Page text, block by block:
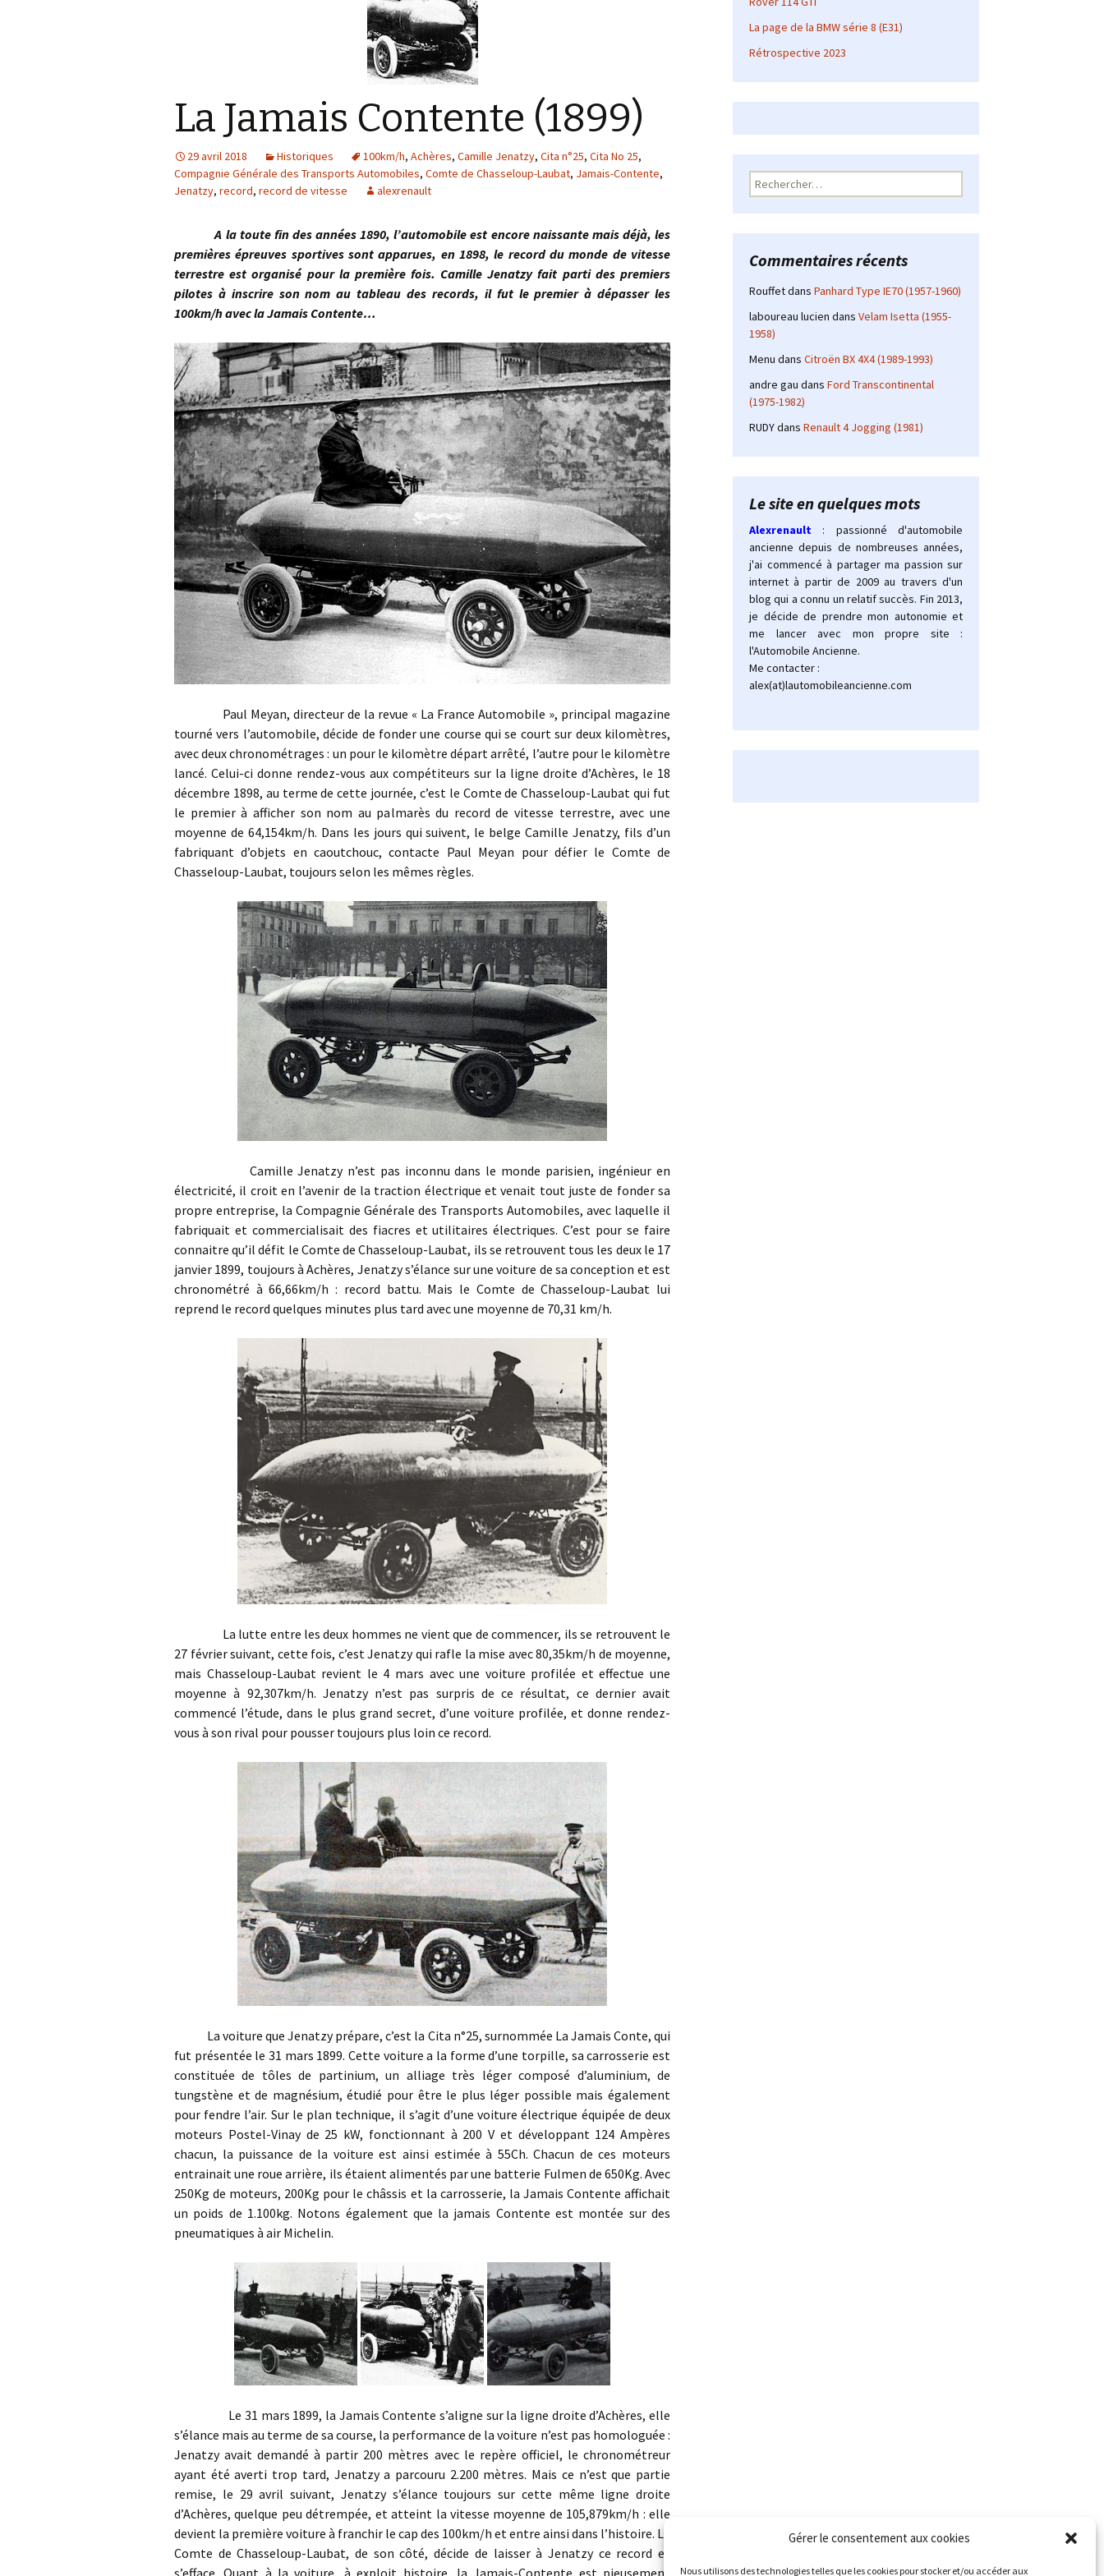
Gérer le consentement aux cookies
Nous utilisons des technologies telles que les cookies pour stocker et/ou accéder aux
La Jamais Contente (1899)
29 avril 2018 Historiques 100km/h, Achères, Camille Jenatzy, Cita n°25, Cita No 25,
Compagnie Générale des Transports Automobiles, Comte de Chasseloup-Laubat, Jamais-Contente,
Jenatzy, record, record de vitesse alexrenault
A la toute fin des années 1890, l’automobile est encore naissante mais déjà, les
premières épreuves sportives sont apparues, en 1898, le record du monde de vitesse
terrestre est organisé pour la première fois. Camille Jenatzy fait parti des premiers
pilotes à inscrire son nom au tableau des records, il fut le premier à dépasser les
100km/h avec la Jamais Contente…
Paul Meyan, directeur de la revue « La France Automobile », principal magazine
tourné vers l’automobile, décide de fonder une course qui se court sur deux kilomètres,
avec deux chronométrages : un pour le kilomètre départ arrêté, l’autre pour le kilomètre
lancé. Celui-ci donne rendez-vous aux compétiteurs sur la ligne droite d’Achères, le 18
décembre 1898, au terme de cette journée, c’est le Comte de Chasseloup-Laubat qui fut
le premier à afficher son nom au palmarès du record de vitesse terrestre, avec une
moyenne de 64,154km/h. Dans les jours qui suivent, le belge Camille Jenatzy, fils d’un
fabriquant d’objets en caoutchouc, contacte Paul Meyan pour défier le Comte de
Chasseloup-Laubat, toujours selon les mêmes règles.
Camille Jenatzy n’est pas inconnu dans le monde parisien, ingénieur en
électricité, il croit en l’avenir de la traction électrique et venait tout juste de fonder sa
propre entreprise, la Compagnie Générale des Transports Automobiles, avec laquelle il
fabriquait et commercialisait des fiacres et utilitaires électriques. C’est pour se faire
connaitre qu’il défit le Comte de Chasseloup-Laubat, ils se retrouvent tous les deux le 17
janvier 1899, toujours à Achères, Jenatzy s’élance sur une voiture de sa conception et est
chronométré à 66,66km/h : record battu. Mais le Comte de Chasseloup-Laubat lui
reprend le record quelques minutes plus tard avec une moyenne de 70,31 km/h.
La lutte entre les deux hommes ne vient que de commencer, ils se retrouvent le
27 février suivant, cette fois, c’est Jenatzy qui rafle la mise avec 80,35km/h de moyenne,
mais Chasseloup-Laubat revient le 4 mars avec une voiture profilée et effectue une
moyenne à 92,307km/h. Jenatzy n’est pas surpris de ce résultat, ce dernier avait
commencé l’étude, dans le plus grand secret, d’une voiture profilée, et donne rendez-
vous à son rival pour pousser toujours plus loin ce record.
La voiture que Jenatzy prépare, c’est la Cita n°25, surnommée La Jamais Conte, qui
fut présentée le 31 mars 1899. Cette voiture a la forme d’une torpille, sa carrosserie est
constituée de tôles de partinium, un alliage très léger composé d’aluminium, de
tungstène et de magnésium, étudié pour être le plus léger possible mais également
pour fendre l’air. Sur le plan technique, il s’agit d’une voiture électrique équipée de deux
moteurs Postel-Vinay de 25 kW, fonctionnant à 200 V et développant 124 Ampères
chacun, la puissance de la voiture est ainsi estimée à 55Ch. Chacun de ces moteurs
entrainait une roue arrière, ils étaient alimentés par une batterie Fulmen de 650Kg. Avec
250Kg de moteurs, 200Kg pour le châssis et la carrosserie, la Jamais Contente affichait
un poids de 1.100kg. Notons également que la jamais Contente est montée sur des
pneumatiques à air Michelin.
Le 31 mars 1899, la Jamais Contente s’aligne sur la ligne droite d’Achères, elle
s’élance mais au terme de sa course, la performance de la voiture n’est pas homologuée :
Jenatzy avait demandé à partir 200 mètres avec le repère officiel, le chronométreur
ayant été averti trop tard, Jenatzy a parcouru 2.200 mètres. Mais ce n’est que partie
remise, le 29 avril suivant, Jenatzy s’élance toujours sur cette même ligne droite
d’Achères, quelque peu détrempée, et atteint la vitesse moyenne de 105,879km/h : elle
devient la première voiture à franchir le cap des 100km/h et entre ainsi dans l’histoire. Le
Comte de Chasseloup-Laubat, de son côté, décide de laisser à Jenatzy ce record et
s’efface. Quant à la voiture, à exploit histoire, la Jamais-Contente est pieusement
La page de la BMW série 8 (E31)
Rétrospective 2023
Rechercher :
Commentaires récents
Rouffetdans Panhard Type IE70 (1957-1960)
laboureau lucien dans Velam Isetta (1955-
1958)
Menu dans Citroën BX 4X4 (1989-1993)
andre gau dans Ford Transcontinental
(1975-1982)
RUDYdans Renault 4 Jogging (1981)
Le site en quelques mots
Alexrenault
: passionné d'automobile
ancienne depuis de nombreuses années,
j'ai commencé à partager ma passion sur
internet à partir de 2009 au travers d'un
blog qui a connu un relatif succès. Fin 2013,
je décide de prendre mon autonomie et
me lancer avec mon propre site :
l'Automobile Ancienne.
Me contacter :
alex(at)lautomobileancienne.com